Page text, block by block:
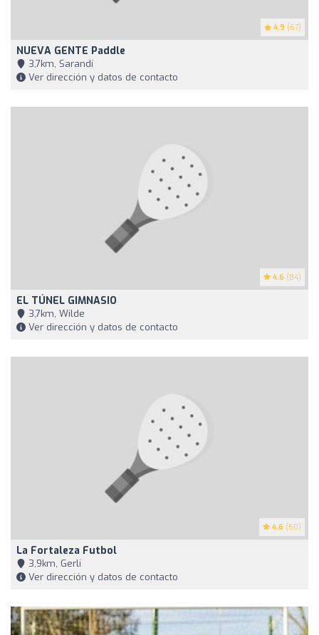
4.9 (67)
NUEVA GENTE Paddle
3,7km, Sarandí
Ver dirección y datos de contacto
4.6 (84)
EL TÚNEL GIMNASIO
3,7km, Wilde
Ver dirección y datos de contacto
4.6 (50)
La Fortaleza Futbol
3,9km, Gerli
Ver dirección y datos de contacto